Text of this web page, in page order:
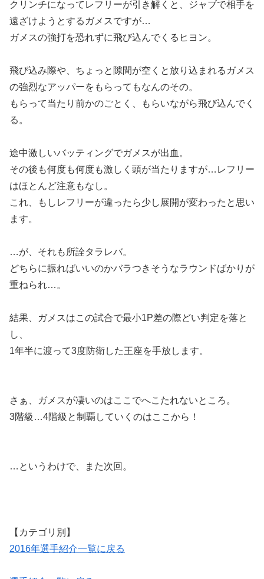
クリンチになってレフリーが引き解くと、ジャブで相手を
遠ざけようとするガメスですが…
ガメスの強打を恐れずに飛び込んでくるヒヨン。
飛び込み際や、ちょっと隙間が空くと放り込まれるガメス
の強烈なアッパーをもらってもなんのその。
もらって当たり前かのごとく、もらいながら飛び込んでく
る。
途中激しいバッティングでガメスが出血。
その後も何度も何度も激しく頭が当たりますが…レフリー
はほとんど注意もなし。
これ、もしレフリーが違ったら少し展開が変わったと思い
ます。
…が、それも所詮タラレバ。
どちらに振ればいいのかバラつきそうなラウンドばかりが
重ねられ…。
結果、ガメスはこの試合で最小1P差の際どい判定を落と
し、
1年半に渡って3度防衛した王座を手放します。
さぁ、ガメスが凄いのはここでへこたれないところ。
3階級…4階級と制覇していくのはここから！
…というわけで、また次回。
【カテゴリ別】
2016年選手紹介一覧に戻る